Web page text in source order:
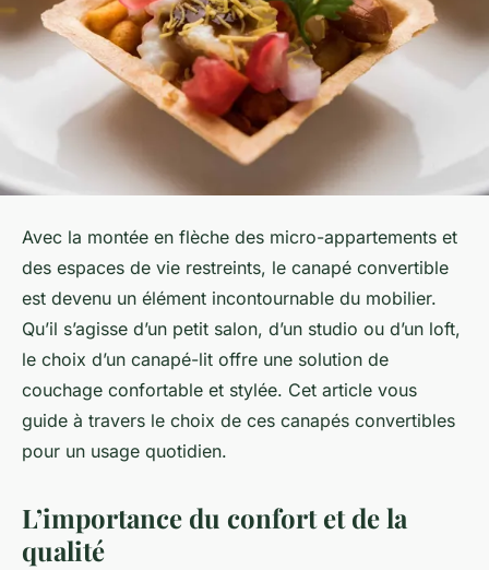
Avec la montée en flèche des micro-appartements et
des espaces de vie restreints, le canapé convertible
est devenu un élément incontournable du mobilier.
Qu’il s’agisse d’un petit salon, d’un studio ou d’un loft,
le choix d’un canapé-lit offre une solution de
couchage confortable et stylée. Cet article vous
guide à travers le choix de ces canapés convertibles
pour un usage quotidien.
L’importance du confort et de la
qualité